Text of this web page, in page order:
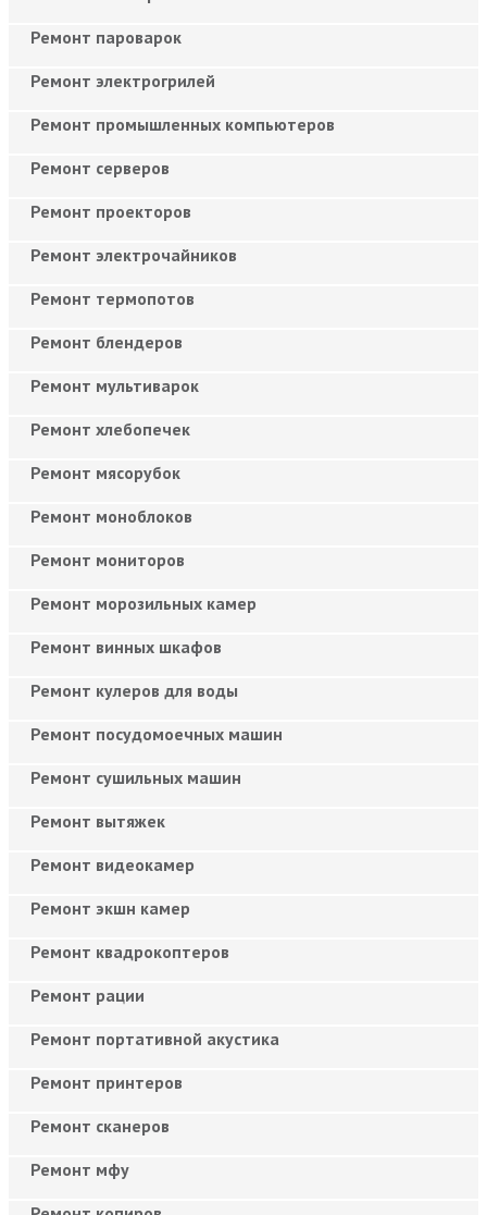
Ремонт пароварок
Ремонт электрогрилей
Ремонт промышленных компьютеров
Ремонт серверов
Ремонт проекторов
Ремонт электрочайников
Ремонт термопотов
Ремонт блендеров
Ремонт мультиварок
Ремонт хлебопечек
Ремонт мясорубок
Ремонт моноблоков
Ремонт мониторов
Ремонт морозильных камер
Ремонт винных шкафов
Ремонт кулеров для воды
Ремонт посудомоечных машин
Ремонт сушильных машин
Ремонт вытяжек
Ремонт видеокамер
Ремонт экшн камер
Ремонт квадрокоптеров
Ремонт рации
Ремонт портативной акустика
Ремонт принтеров
Ремонт сканеров
Ремонт мфу